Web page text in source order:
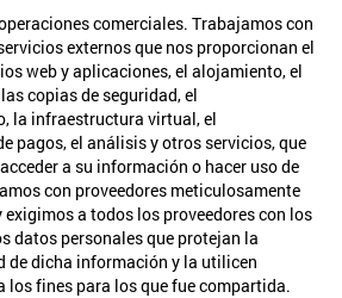
comerciales. Trabajamos con
externos que nos proporcionan el
web y aplicaciones, el alojamiento, el
copias de seguridad, el
la infraestructura virtual, el
pagos, el análisis y otros servicios, que
a su información o hacer uso de
con proveedores meticulosamente
exigimos a todos los proveedores con los
datos personales que protejan la
de dicha información y la utilicen
los fines para los que fue compartida.